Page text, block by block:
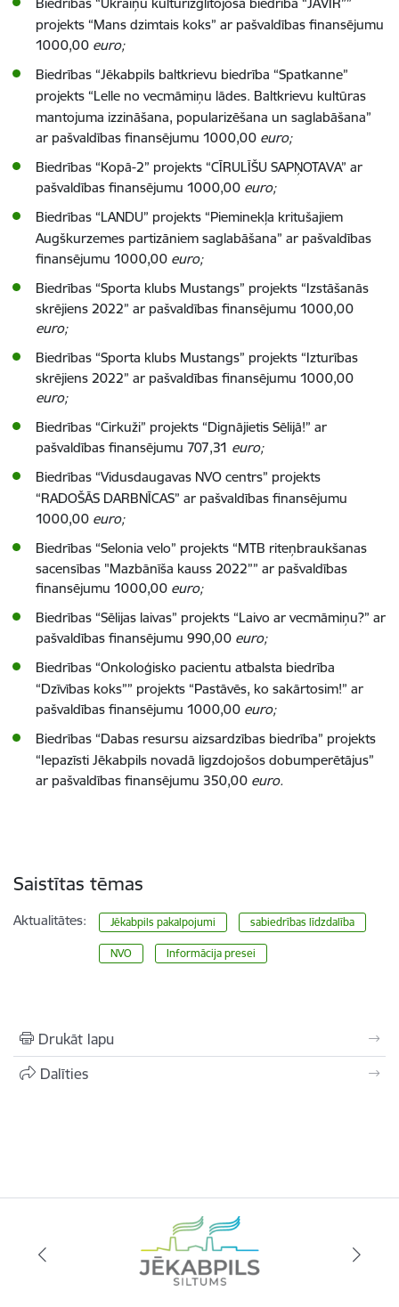
projekts “Mans dzimtais koks” ar pašvaldības finansējumu
1000,00 euro;
Biedrības “Jēkabpils baltkrievu biedrība “Spatkanne”
projekts “Lelle no vecmāmiņu lādes. Baltkrievu kultūras
mantojuma izzināšana, popularizēšana un saglabāšana”
ar pašvaldības finansējumu 1000,00 euro;
Biedrības “Kopā-2” projekts “CĪRULĪŠU SAPŅOTAVA” ar
pašvaldības finansējumu 1000,00 euro;
Biedrības “LANDU” projekts “Pieminekļa kritušajiem
Augškurzemes partizāniem saglabāšana” ar pašvaldības
finansējumu 1000,00 euro;
Biedrības “Sporta klubs Mustangs” projekts “Izstāšanās
skrējiens 2022” ar pašvaldības finansējumu 1000,00
euro;
Biedrības “Sporta klubs Mustangs” projekts “Izturības
skrējiens 2022” ar pašvaldības finansējumu 1000,00
euro;
Biedrības “Cirkuži” projekts “Dignājietis Sēlijā!” ar
pašvaldības finansējumu 707,31 euro;
Biedrības “Vidusdaugavas NVO centrs” projekts
“RADOŠĀS DARBNĪCAS” ar pašvaldības finansējumu
1000,00 euro;
Biedrības “Selonia velo” projekts “MTB riteņbraukšanas
sacensības "Mazbānīša kauss 2022”” ar pašvaldības
finansējumu 1000,00 euro;
Biedrības “Sēlijas laivas” projekts “Laivo ar vecmāmiņu?” ar
pašvaldības finansējumu 990,00 euro;
Biedrības “Onkoloģisko pacientu atbalsta biedrība
“Dzīvības koks”” projekts “Pastāvēs, ko sakārtosim!” ar
pašvaldības finansējumu 1000,00 euro;
Biedrības “Dabas resursu aizsardzības biedrība” projekts
“Iepazīsti Jēkabpils novadā ligzdojošos dobumperētājus”
ar pašvaldības finansējumu 350,00 euro.
Saistītas tēmas
Aktualitātes: Jēkabpils pakalpojumi sabiedrības līdzdalība
NVO Informācija presei
Drukāt lapu
Dalīties